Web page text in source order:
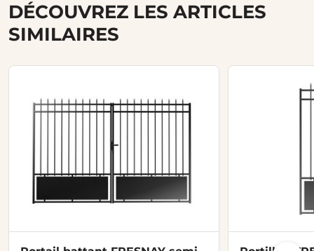
DÉCOUVREZ LES ARTICLES
SIMILAIRES